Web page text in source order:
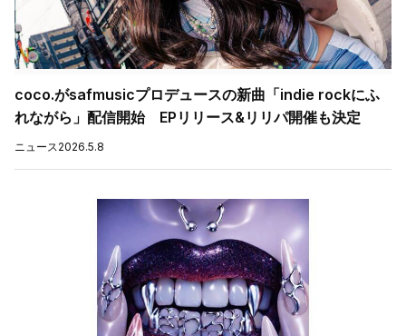
coco.がsafmusicプロデュースの新曲「indie rockにふ
れながら」配信開始 EPリリース&リリパ開催も決定
ニュース 2026.5.8